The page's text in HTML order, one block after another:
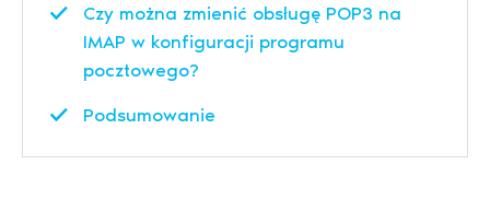
Czy można zmienić obsługę POP3 na
IMAP w konfiguracji programu
pocztowego?
Podsumowanie